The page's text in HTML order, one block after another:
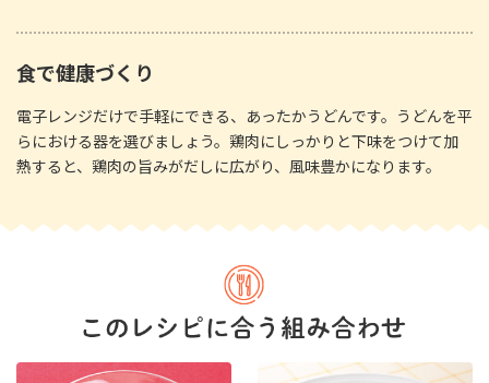
食で健康づくり
電子レンジだけで手軽にできる、あったかうどんです。うどんを平
らにおける器を選びましょう。鶏肉にしっかりと下味をつけて加
熱すると、鶏肉の旨みがだしに広がり、風味豊かになります。